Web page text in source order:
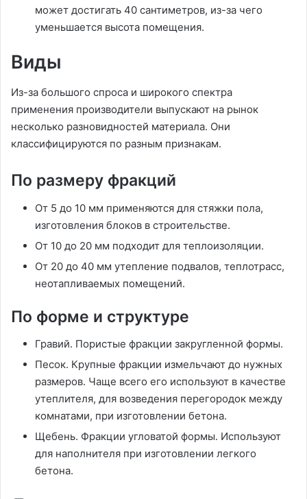
может достигать 40 сантиметров, из-за чего
уменьшается высота помещения.
Виды
Из-за большого спроса и широкого спектра
применения производители выпускают на рынок
несколько разновидностей материала. Они
классифицируются по разным признакам.
По размеру фракций
От 5 до 10 мм применяются для стяжки пола,
изготовления блоков в строительстве.
От 10 до 20 мм подходит для теплоизоляции.
От 20 до 40 мм утепление подвалов, теплотрасс,
неотапливаемых помещений.
По форме и структуре
Гравий. Пористые фракции закругленной формы.
Песок. Крупные фракции измельчают до нужных
размеров. Чаще всего его используют в качестве
утеплителя, для возведения перегородок между
комнатами, при изготовлении бетона.
Щебень. Фракции угловатой формы. Используют
для наполнителя при изготовлении легкого
бетона.